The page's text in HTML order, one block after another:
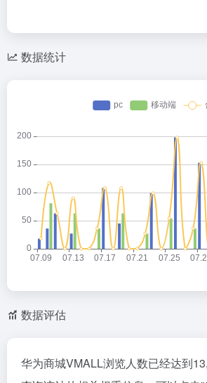
数据统计
数据评估
华为商城VMALL浏览人数已经达到